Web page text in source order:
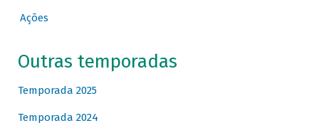
Ações
Outras temporadas
Temporada 2025
Temporada 2024